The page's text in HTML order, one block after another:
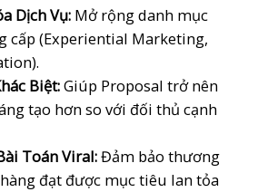
Dịch Vụ:Mở rộng danh mục
cấp (Experiential Marketing,
Biệt:Giúp Proposal trở nên
tạo hơn so với đối thủ cạnh
Toán Viral:Đảm bảo thương
đạt được mục tiêu lan tỏa